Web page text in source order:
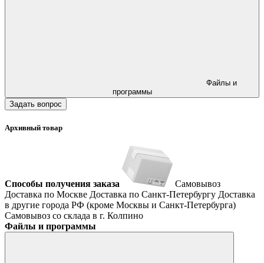
программы
Задать вопрос
Архивный товар
Способы получения заказа
Самовывоз
Доставка по Москве Доставка по Санкт-Петербургу Доставка
в другие города РФ (кроме Москвы и Санкт-Петербурга)
Самовывоз со склада в г. Колпино
Файлы и программы